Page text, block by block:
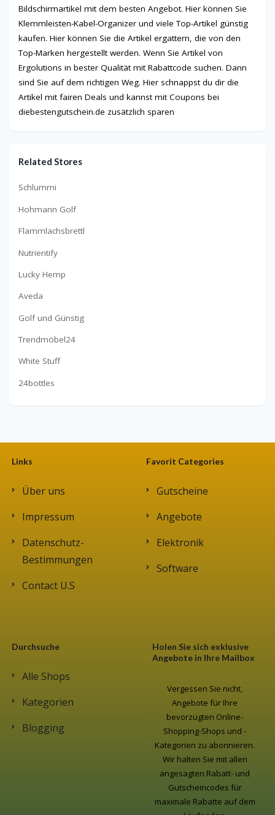
Bildschirmartikel mit dem besten Angebot. Hier können Sie
Klemmleisten-Kabel-Organizer und viele Top-Artikel günstig
kaufen. Hier können Sie die Artikel ergattern, die von den
Top-Marken hergestellt werden. Wenn Sie Artikel von
Ergolutions in bester Qualität mit Rabattcode suchen. Dann
sind Sie auf dem richtigen Weg. Hier schnappst du dir die
Artikel mit fairen Deals und kannst mit Coupons bei
diebestengutschein.de zusätzlich sparen
Related Stores
Schlummi
Hohmann Golf
Flammlachsbrettl
Nutrientify
Lucky Hemp
Aveda
Golf und Günstig
Trendmöbel24
White Stuff
24bottles
Links
Über uns
Impressum
Datenschutz-
Bestimmungen
Contact U.S
Favorit Categories
Gutscheine
Angebote
Elektronik
Software
Durchsuche
Alle Shops
Kategorien
Blogging
Holen Sie sich exklusive
Angebote in Ihre Mailbox
Vergessen Sie nicht,
Angebote für Ihre
bevorzugten Online-
Shopping-Shops und -
Kategorien zu abonnieren.
Wir halten Sie mit allen
angesagten Rabatt- und
Gutscheincodes für
maximale Rabatte auf dem